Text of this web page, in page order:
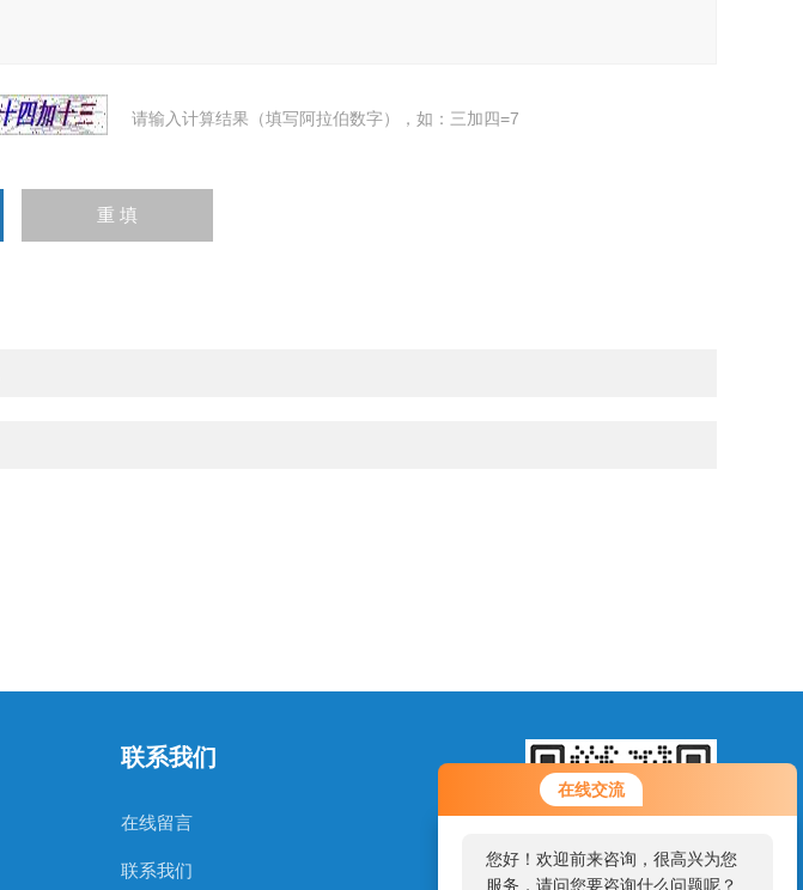
在线交流
您好！欢迎前来咨询，很高兴为您
服务，请问您要咨询什么问题呢？
请输入计算结果（填写阿拉伯数字），如：三加四=7
联系我们
在线留言
联系我们